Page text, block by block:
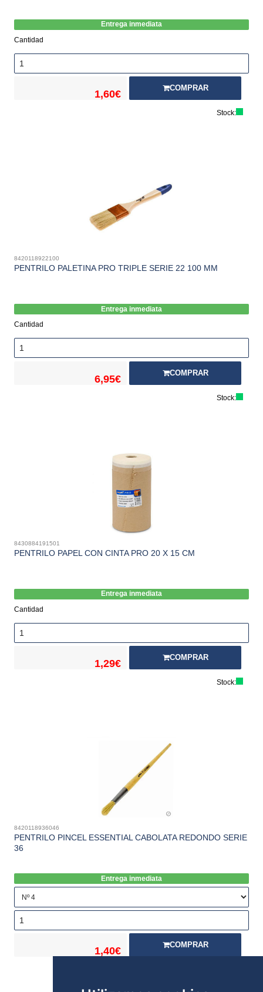
Entrega inmediata
Cantidad
1,60€
COMPRAR
Stock:
8420118922100
PENTRILO PALETINA PRO TRIPLE SERIE 22 100 MM
Entrega inmediata
Cantidad
6,95€
COMPRAR
Stock:
8430884191501
PENTRILO PAPEL CON CINTA PRO 20 X 15 CM
Entrega inmediata
Cantidad
1,29€
COMPRAR
Stock:
8420118936046
PENTRILO PINCEL ESSENTIAL CABOLATA REDONDO SERIE
36
Entrega inmediata
1,40€
COMPRAR